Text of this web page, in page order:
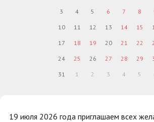
19 июля 2026 года приглашаем всех
3 4 5 6 7 8
10 11 12 13 14 15
17 18 19 20 21 22
24 25 26 27 28 29
31 1 2 3 4 5